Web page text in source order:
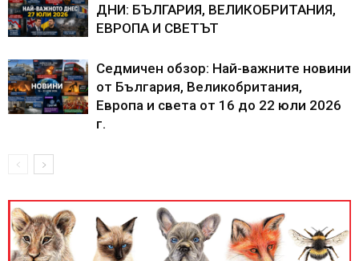
ДНИ: БЪЛГАРИЯ, ВЕЛИКОБРИТАНИЯ,
ЕВРОПА И СВЕТЪТ
Седмичен обзор: Най-важните новини
от България, Великобритания,
Европа и света от 16 до 22 юли 2026
г.